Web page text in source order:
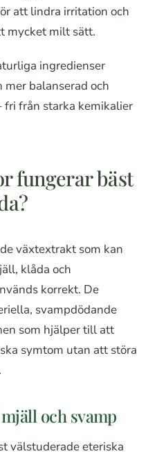
att lindra irritation och
mycket milt sätt.
ingredienser
balanserad och
fri från starka kemikalier
fungerar bäst
växtextrakt som kan
klåda och
korrekt. De
svampdödande
som hjälper till att
symtom utan att störa
och svamp
välstuderade eteriska